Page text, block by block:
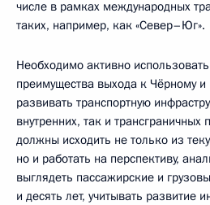
числе в рамках международных
таких, например, как «Север–Юг».
Необходимо активно
преимущества выхода к Чёрному
развивать транспортную
внутренних, так и
должны исходить не только из
но и работать на перспективу,
выглядеть пассажирские и
и десять лет, учитывать развитие